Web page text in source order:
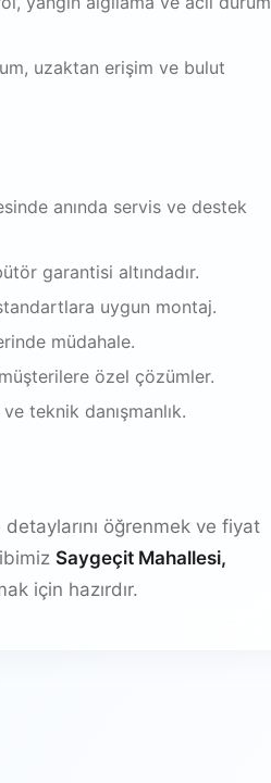
uzaktan erişim ve bulut
anında servis ve destek
garantisi altındadır.
uygun montaj.
müdahale.
özel çözümler.
teknik danışmanlık.
öğrenmek ve fiyat
Saygeçit Mahallesi,
için hazırdır.